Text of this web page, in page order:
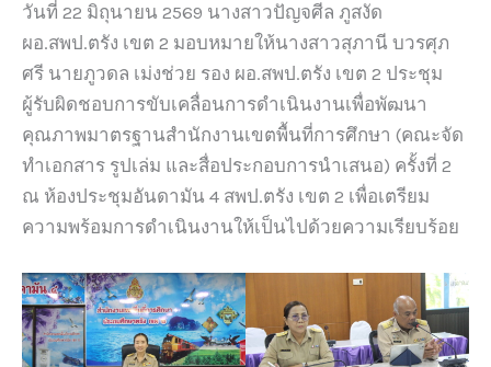
วันที่ 22 มิถุนายน 2569 นางสาวปัญจศีล ภูสงัด
ผอ.สพป.ตรัง เขต 2 มอบหมายให้นางสาวสุภานี บวรศุภ
ศรี นายภูวดล เม่งช่วย รอง ผอ.สพป.ตรัง เขต 2 ประชุม
ผู้รับผิดชอบการขับเคลื่อนการดำเนินงานเพื่อพัฒนา
คุณภาพมาตรฐานสำนักงานเขตพื้นที่การศึกษา (คณะจัด
ทำเอกสาร รูปเล่ม และสื่อประกอบการนำเสนอ) ครั้งที่ 2
ณ ห้องประชุมอันดามัน 4 สพป.ตรัง เขต 2 เพื่อเตรียม
ความพร้อมการดำเนินงานให้เป็นไปด้วยความเรียบร้อย